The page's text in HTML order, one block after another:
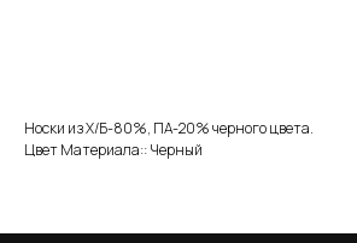
Носки из Х/Б-80%, ПА-20% черного цвета.
Цвет Материала:: Черный